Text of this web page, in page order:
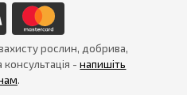
рослин, добрива,
консультація -напишіть
.